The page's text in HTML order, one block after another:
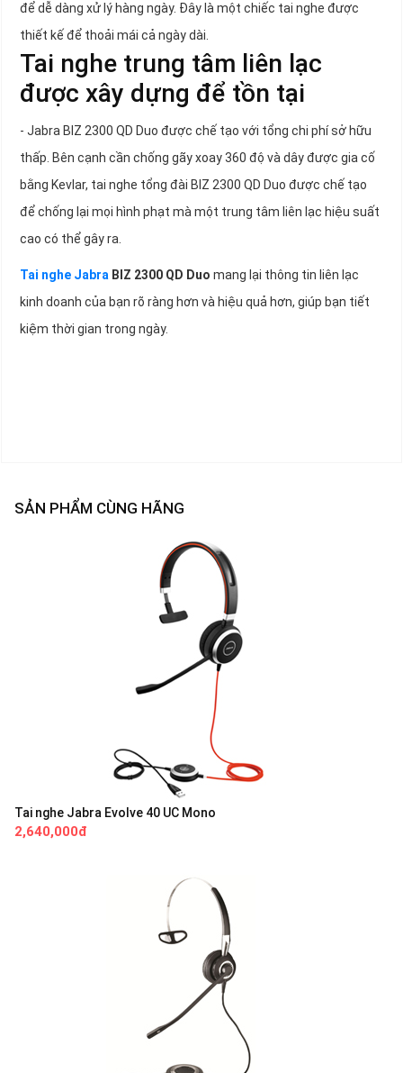
để dễ dàng xử lý hàng ngày. Đây là một chiếc tai nghe được
thiết kế để thoải mái cả ngày dài.
Tai nghe trung tâm liên lạc
được xây dựng để tồn tại
- Jabra BIZ 2300 QD Duo được chế tạo với tổng chi phí sở hữu
thấp. Bên cạnh cần chống gãy xoay 360 độ và dây được gia cố
bằng Kevlar, tai nghe tổng đài BIZ 2300 QD Duo được chế tạo
để chống lại mọi hình phạt mà một trung tâm liên lạc hiệu suất
cao có thể gây ra.
Tai nghe Jabra BIZ 2300 QD Duo mang lại thông tin liên lạc
kinh doanh của bạn rõ ràng hơn và hiệu quả hơn, giúp bạn tiết
kiệm thời gian trong ngày.
SẢN PHẨM CÙNG HÃNG
Tai nghe Jabra Evolve 40 UC Mono
2,640,000đ